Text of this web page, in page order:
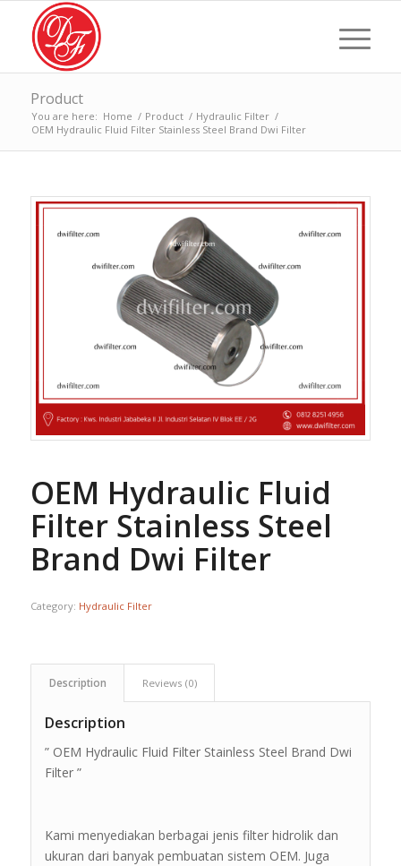
Product
You are here: Home / Product / Hydraulic Filter /
OEM Hydraulic Fluid Filter Stainless Steel Brand Dwi Filter
OEM Hydraulic Fluid
Filter Stainless Steel
Brand Dwi Filter
Category: Hydraulic Filter
Description Reviews (0)
Description
” OEM Hydraulic Fluid Filter Stainless Steel Brand Dwi
Filter ”
Kami menyediakan berbagai jenis filter hidrolik dan
ukuran dari banyak pembuatan sistem OEM. Juga